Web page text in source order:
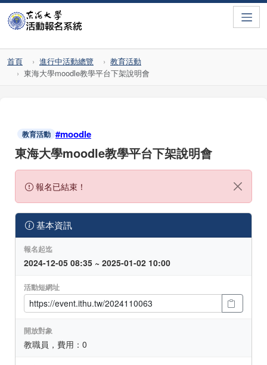
首頁 進行中活動總覽
教育活動
東海大學moodle教學平台下架說明會
教育活動 #moodle
東海大學moodle教學平台下架說明會
報名已結束！
基本資訊
報名起迄
2024-12-05 08:35 ~ 2025-01-02 10:00
活動短網址
開放對象
教職員，費用：0